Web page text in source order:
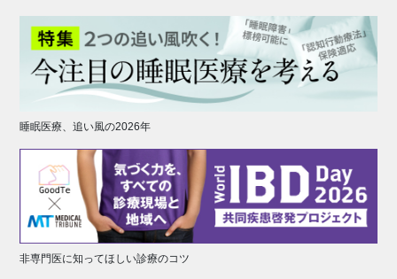
睡眠医療、追い風の2026年
非専門医に知ってほしい診療のコツ